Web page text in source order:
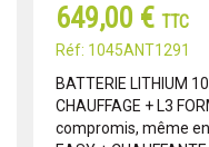
649,00 € TTC
Réf: 1045ANT1291
BATTERIE LITHIUM
CHAUFFAGE + L3
compromis, même